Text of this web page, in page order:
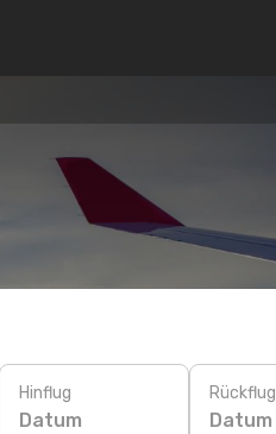
Hinflug
Datum
Rückflug
Datum